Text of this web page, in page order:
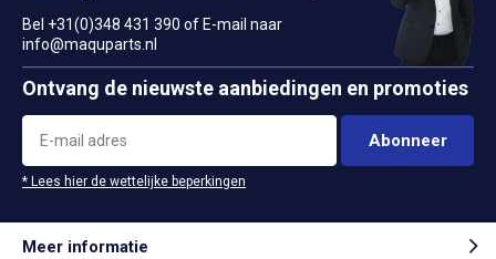
Bel +31(0)348 431 390 of E-mail naar
info@maquparts.nl
Ontvang de nieuwste aanbiedingen en promoties
Abonneer
* Lees hier de wettelijke beperkingen
Meer informatie